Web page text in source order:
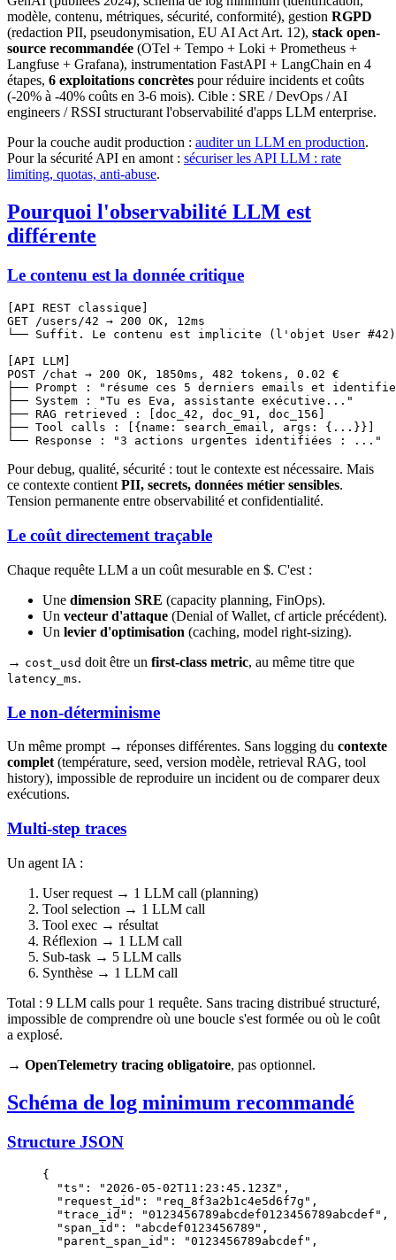
modèle, contenu, métriques, sécurité, conformité), gestion RGPD
(redaction PII, pseudonymisation, EU AI Act Art. 12), stack open-
source recommandée (OTel + Tempo + Loki + Prometheus +
Langfuse + Grafana), instrumentation FastAPI + LangChain en 4
étapes, 6 exploitations concrètes pour réduire incidents et coûts
(-20% à -40% coûts en 3-6 mois). Cible : SRE / DevOps / AI
engineers / RSSI structurant l'observabilité d'apps LLM enterprise.
Pour la couche audit production : auditer un LLM en production.
Pour la sécurité API en amont : sécuriser les API LLM : rate
limiting, quotas, anti-abuse.
Pourquoi l'observabilité LLM est
différente
Le contenu est la donnée critique
[API REST classique]
GET /users/42 → 200 OK, 12ms
└── Suffit. Le contenu est implicite (l'objet User
[API LLM]
POST /chat → 200 OK, 1850ms, 482 tokens, 0.02 €
├── Prompt : "résume ces 5 derniers emails et
├── System : "Tu es Eva, assistante exécutive..."
├── RAG retrieved : [doc_42, doc_91, doc_156]
├── Tool calls : [{name: search_email, args: {...}}]
Pour debug, qualité, sécurité : tout le contexte est nécessaire. Mais
ce contexte contientPII, secrets, données métier sensibles.
Tension permanente entre observabilité et confidentialité.
Le coût directement traçable
Chaque requête LLM a un coût mesurable en $. C'est :
Une dimension SRE (capacity planning, FinOps).
Un vecteur d'attaque (Denial of Wallet, cf article précédent).
Un levier d'optimisation (caching, model right-sizing).
→ cost_usd doit être un first-class metric, au même titre que
latency_ms.
Le non-déterminisme
Un même prompt → réponses différentes. Sans logging du contexte
complet (température, seed, version modèle, retrieval RAG, tool
history), impossible de reproduire un incident ou de comparer deux
exécutions.
Multi-step traces
Un agent IA :
User request → 1 LLM call (planning)
Tool selection → 1 LLM call
Tool exec → résultat
Réflexion → 1 LLM call
Sub-task → 5 LLM calls
Synthèse → 1 LLM call
Total : 9 LLM calls pour 1 requête. Sans tracing distribué structuré,
impossible de comprendre où une boucle s'est formée ou où le coût
a explosé.
→ OpenTelemetry tracing obligatoire, pas optionnel.
Schéma de log minimum recommandé
Structure JSON
{
  "ts"
: "2026-05-02T11:23:45.123Z" ,
  "request_id"
: "req_8f3a2b1c4e5d6f7g" ,
  "trace_id"
: "0123456789abcdef0123456789abcdef" ,
  "span_id"
: "abcdef0123456789" ,
  "parent_span_id"
: "0123456789abcdef" ,